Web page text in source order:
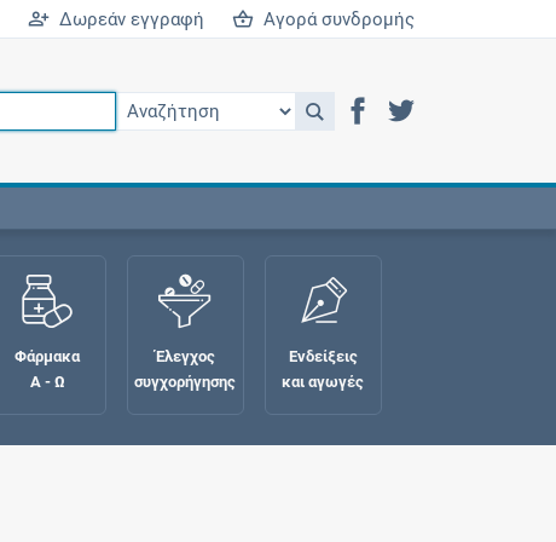
Δωρεάν εγγραφή Αγορά συνδρομής
Φάρμακα
Α - Ω
Έλεγχος
συγχορήγησης
Ενδείξεις
και αγωγές